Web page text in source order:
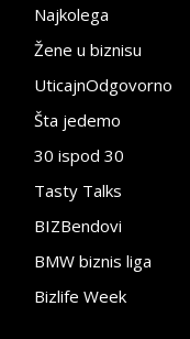
Najkolega
Žene u biznisu
UticajnOdgovorno
Šta jedemo
30 ispod 30
Tasty Talks
BIZBendovi
BMW biznis liga
Bizlife Week